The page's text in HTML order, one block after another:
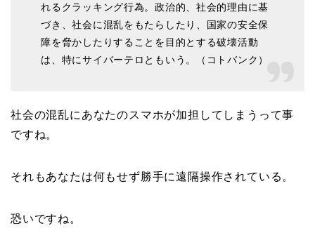
れるクラッキング行為。政治的、社会的理由に基
づき、社会に混乱をもたらしたり、国家の安全保
障を脅かしたりすることを目的とする破壊活動
は、特にサイバーテロともいう。（コトバンク）
社会の混乱にあなたのスマホが加担してしまうって事
ですね。
それもあなたは何もせず勝手に遠隔操作されている。
恐いですね。